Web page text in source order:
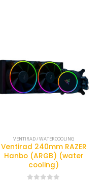
VENTIRAD / WATERCOOLING
Ventirad 240mm RAZER
Hanbo (ARGB) (water
cooling)